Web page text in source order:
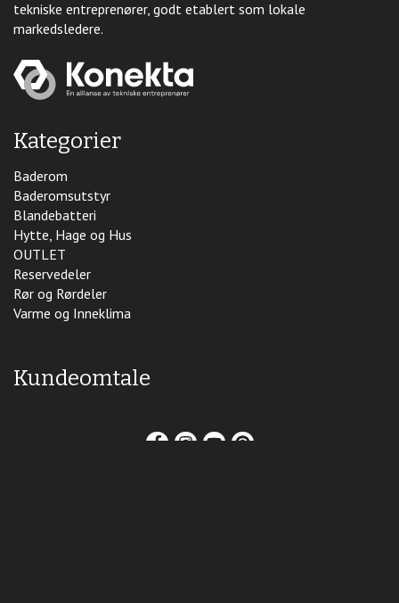
tekniske entreprenører, godt etablert som lokale
markedsledere.
Kategorier
Baderom
Baderomsutstyr
Blandebatteri
Hytte, Hage og Hus
OUTLET
Reservedeler
Rør og Rørdeler
Varme og Inneklima
Kundeomtale